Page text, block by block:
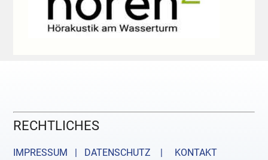
RECHTLICHES
IMPRESSUM | DATENSCHUTZ |
KONTAKT